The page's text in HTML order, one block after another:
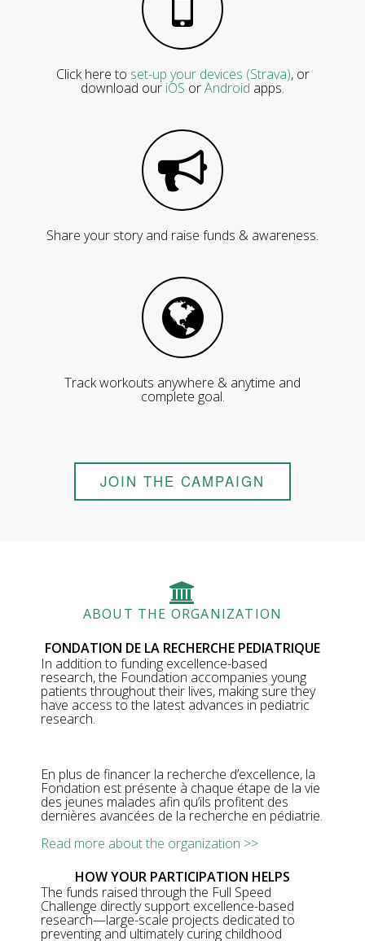
Click here to set-up your devices (Strava), or
download our iOS orAndroid apps.
Share your story and raise funds & awareness.
Track workouts anywhere & anytime and
complete goal.
JOIN THE CAMPAIGN
ABOUT THE ORGANIZATION
FONDATION DE LA RECHERCHE PEDIATRIQUE
In addition to funding excellence-based
research, the Foundation accompanies young
patients throughout their lives, making sure they
have access to the latest advances in pediatric
research.
En plus de financer la recherche d’excellence, la
Fondation est présente à chaque étape de la vie
des jeunes malades afin qu’ils profitent des
dernières avancées de la recherche en pédiatrie.
Read more about the organization >>
HOW YOUR PARTICIPATION HELPS
The funds raised through the Full Speed
Challenge directly support excellence-based
research—large-scale projects dedicated to
preventing and ultimately curing childhood